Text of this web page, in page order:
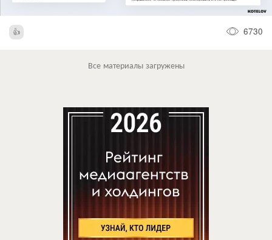
6730
Все материалы загружены